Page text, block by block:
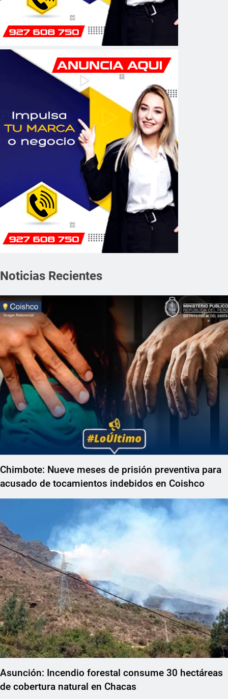
Noticias Recientes
Chimbote: Nueve meses de prisión preventiva para
acusado de tocamientos indebidos en Coishco
Asunción: Incendio forestal consume 30 hectáreas
de cobertura natural en Chacas